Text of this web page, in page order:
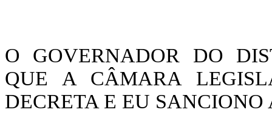
O GOVERNADOR DO
QUE A CÂMARA
DECRETA E EU